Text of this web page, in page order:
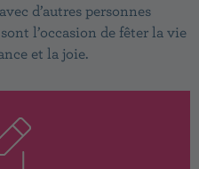
d’autres personnes
l’occasion de fêter la vie
et la joie.